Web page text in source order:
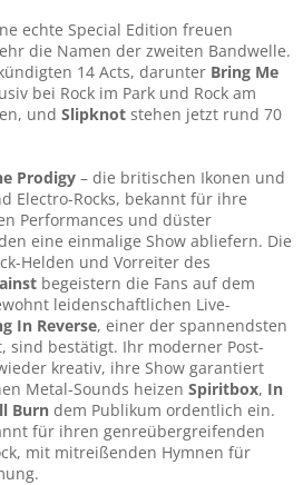
echte Special Edition freuen
die Namen der zweiten Bandwelle.
14 Acts, darunter Bring Me
bei Rock im Park und Rock am
und Slipknot stehen jetzt rund 70
Prodigy – die britischen Ikonen und
Electro-Rocks, bekannt für ihre
Performances und düster
eine einmalige Show abliefern. Die
Helden und Vorreiter des
begeistern die Fans auf dem
leidenschaftlichen Live-
In Reverse, einer der spannendsten
sind bestätigt. Ihr moderner Post-
kreativ, ihre Show garantiert
Metal-Sounds heizen Spiritbox, In
Burn dem Publikum ordentlich ein.
für ihren genreübergreifenden
mit mitreißenden Hymnen für